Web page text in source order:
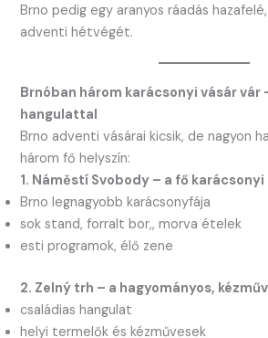
Brno pedig egy aranyos ráadás
adventi hétvégét.
Brnóban három karácsonyi vásár vár
hangulattal
Brno adventi vásárai kicsik, de nagyon
három fő helyszín:
1. Náměstí Svobody – a fő
Brno legnagyobb karácsonyfája
sok stand, forralt bor,, morva ételek
esti programok, élő zene
2. Zelný trh – a hagyományos,
családias hangulat
helyi termelők és kézművesek